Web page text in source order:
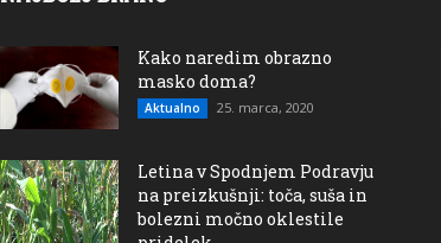
Kako naredim obrazno
masko doma?
Aktualno 25. marca, 2020
Letina v Spodnjem Podravju
na preizkušnji: toča, suša in
bolezni močno oklestile